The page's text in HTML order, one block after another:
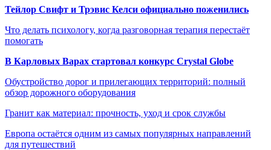
Тейлор Свифт и Трэвис Келси официально поженились
Что делать психологу, когда разговорная терапия перестаёт
помогать
В Карловых Варах стартовал конкурс Crystal Globe
Обустройство дорог и прилегающих территорий: полный
обзор дорожного оборудования
Гранит как материал: прочность, уход и срок службы
Европа остаётся одним из самых популярных направлений
для путешествий